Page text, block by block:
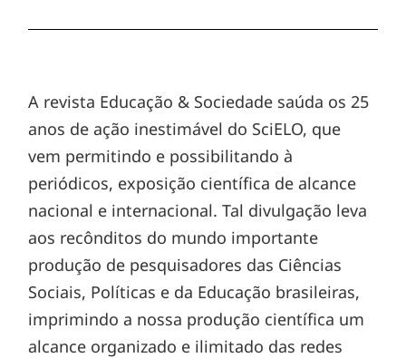
A revista Educação & Sociedade saúda os 25
anos de ação inestimável do SciELO, que
vem permitindo e possibilitando à
periódicos, exposição científica de alcance
nacional e internacional. Tal divulgação leva
aos recônditos do mundo importante
produção de pesquisadores das Ciências
Sociais, Políticas e da Educação brasileiras,
imprimindo a nossa produção científica um
alcance organizado e ilimitado das redes